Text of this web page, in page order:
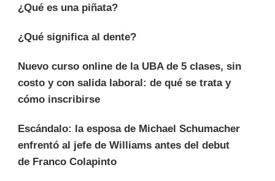
¿Qué es una piñata?
¿Qué significa al dente?
Nuevo curso online de la UBA de 5 clases, sin
costo y con salida laboral: de qué se trata y
cómo inscribirse
Escándalo: la esposa de Michael Schumacher
enfrentó al jefe de Williams antes del debut
de Franco Colapinto